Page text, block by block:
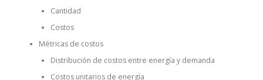
Cantidad
Costos
Métricas de costos
Distribución de costos entre energía y demanda
Costos unitarios de energía